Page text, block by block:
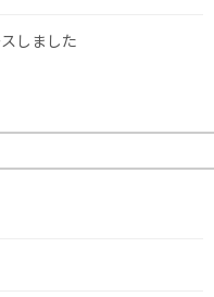
しました